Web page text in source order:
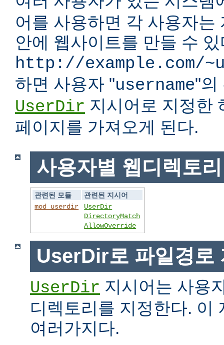
어를 사용하면 각 사용자는
안에 웹사이트를 만들 수
http://example.com/
하면 사용자 "username"의
UserDir 지시어로 지정한
페이지를 가져오게 된다.
사용자별 웹디렉토리
관련된 모듈
관련된 지시어
mod_userdir
UserDir
DirectoryMatch
AllowOverride
UserDir로 파일경로
UserDir 지시어는 사용
디렉토리를 지정한다. 이
여러가지다.